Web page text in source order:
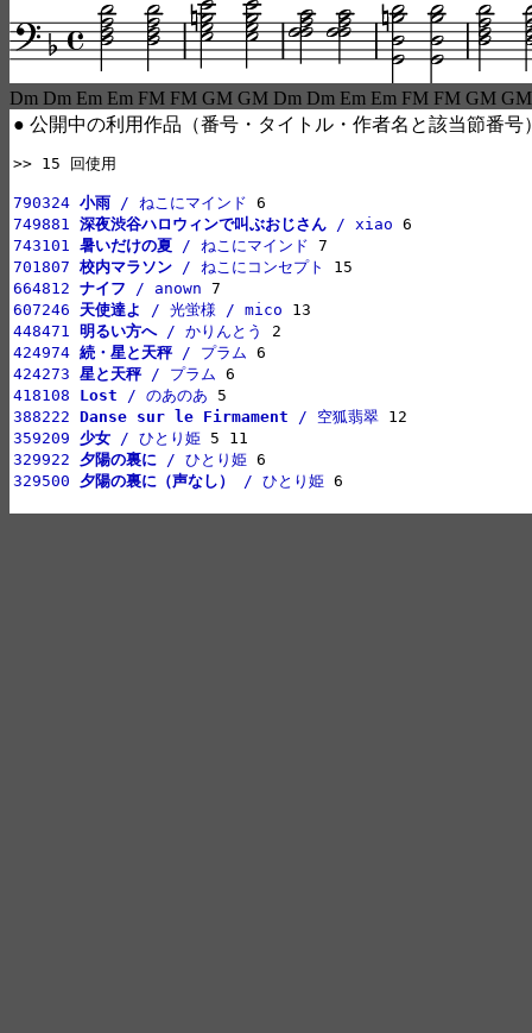
Dm Dm Em Em FM FM GM GM Dm Dm Em Em FM FM GM GM
● 公開中の利用作品（番号・タイトル・作者名と該当節番号
>> 15 回使用
790324 小雨 / ねこにマインド
749881 深夜渋谷ハロウィンで叫ぶおじさん / xiao
743101 暑いだけの夏 / ねこにマインド
701807 校内マラソン / ねこにコンセプト
664812 ナイフ / anown
607246 天使達よ / 光蛍様 / mico
448471 明るい方へ / かりんとう
424974 続・星と天秤 / プラム
424273 星と天秤 / プラム
418108 Lost / のあのあ
388222 Danse sur le Firmament / 空狐翡翠
359209 少女 / ひとり姫
329922 夕陽の裏に / ひとり姫
329500 夕陽の裏に（声なし） / ひとり姫 6